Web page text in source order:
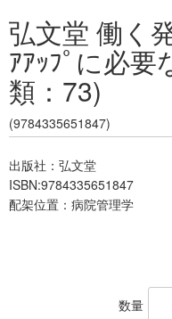
レジデント
弘文堂 働く
ｱｱｯﾌﾟに必
類：73)
(9784335651847)
出版社：弘文堂
ISBN:9784335651847
配架位置：病院管理学
数量